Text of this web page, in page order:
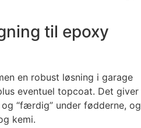
til epoxy
en robust løsning i garage
eventuel topcoat. Det giver
“færdig” under fødderne, og
kemi.